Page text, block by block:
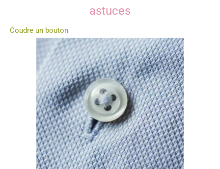
astuces
Coudre un bouton